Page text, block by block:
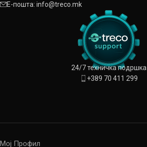
Е-пошта: info@treco.mk
24/7 техничка подршка
+389 70 411 299
Мој Профил